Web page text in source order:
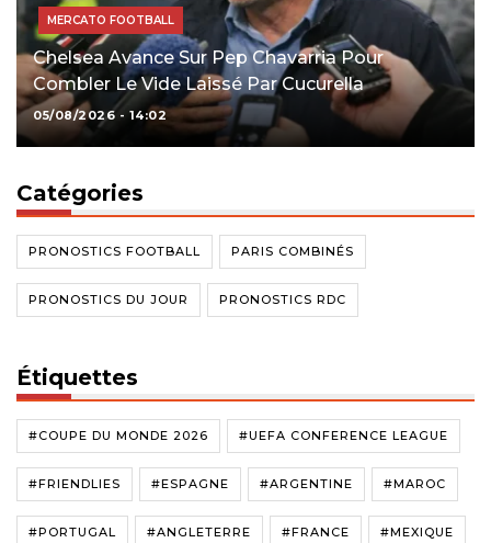
MERCATO FOOTBALL
Chelsea Avance Sur Pep Chavarria Pour
Combler Le Vide Laissé Par Cucurella
05/08/2026 - 14:02
Catégories
PRONOSTICS FOOTBALL PARIS COMBINÉS
PRONOSTICS DU JOUR PRONOSTICS RDC
Étiquettes
#COUPE DU MONDE 2026 #UEFA CONFERENCE LEAGUE
#FRIENDLIES #ESPAGNE #ARGENTINE #MAROC
#PORTUGAL #ANGLETERRE #FRANCE #MEXIQUE